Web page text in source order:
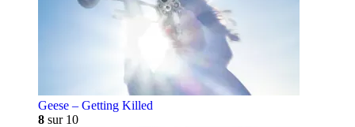
Geese – Getting Killed
8 sur 10